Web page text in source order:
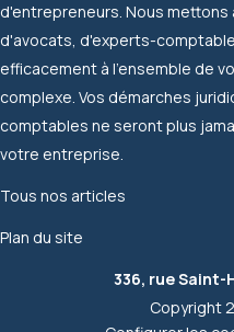
d'entrepreneurs. Nous
d'avocats, d'experts-
efficacement à l'ensemble de
complexe. Vos démarches
comptables ne seront plus
votre entreprise.
Tous nos articles
Plan du site
336, rue Saint-
Copyright